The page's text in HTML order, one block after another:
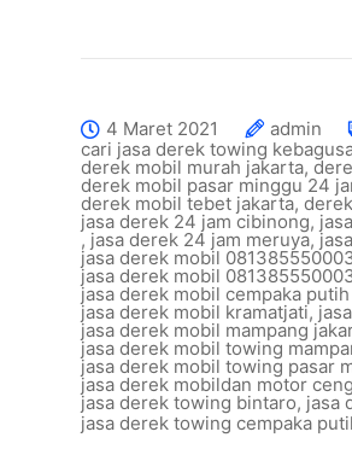
4 Maret 2021 admin
cari jasa derek towing
derek mobil murah jakarta,
derek mobil pasar minggu 24
derek mobil tebet jakarta,
jasa derek 24 jam cibinong,
, jasa derek 24 jam meruya,
jasa derek mobil
jasa derek mobil
jasa derek mobil cempaka
jasa derek mobil kramatjati,
jasa derek mobil mampang
jasa derek mobil towing
jasa derek mobil towing pasar
jasa derek mobildan motor
jasa derek towing bintaro, jasa
jasa derek towing cempaka